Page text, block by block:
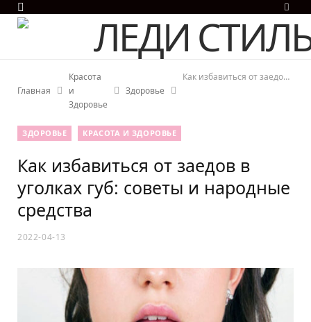
o
Главная
Красота
и
Здоровье
Здоровье
Как избавиться от заедов в уголках губ: советы и народные средства
ЗДОРОВЬЕ КРАСОТА И ЗДОРОВЬЕ
Как избавиться от заедов в
уголках губ: советы и народные
средства
2022-04-13